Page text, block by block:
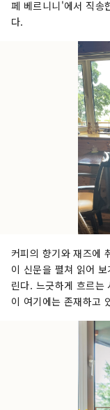
페 베르니니'에서 직송
다.
커피의 향기와 재즈에
이 신문을 펼쳐 읽어
린다. 느긋하게 흐르는
이 여기에는 존재하고